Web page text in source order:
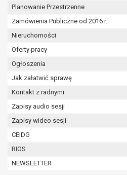
Planowanie Przestrzenne
Zamówienia Publiczne od 2016 r.
Nieruchomości
Oferty pracy
Ogłoszenia
Jak załatwić sprawę
Kontakt z radnymi
Zapisy audio sesji
Zapisy wideo sesji
CEIDG
RIOS
NEWSLETTER
na przetwarzanie danych
lit a RODO), przysługuje
przetwarzania, którego
zgody przed jej cofnięciem.
Przysługuje Pani/Panu
przetwarzanie Pani/Pana
przez administratora.